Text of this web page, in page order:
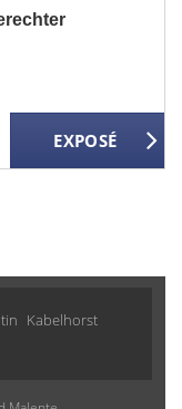
Kabelhorst